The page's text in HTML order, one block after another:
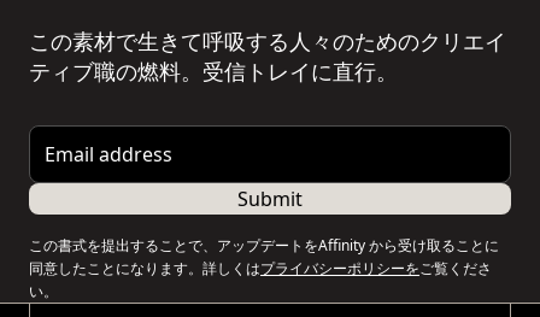
この素材で生きて呼吸する人々のためのクリエイ
ティブ職の燃料。受信トレイに直行。
Email address
Submit
この書式を提出することで、アップデートをAffinity から受け取ることに
同意したことになります。詳しくはプライバシーポリシーをご覧くださ
い。